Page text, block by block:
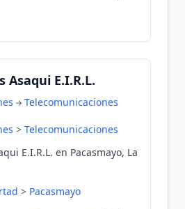
E.I.R.L.
Telecomunicaciones
> Telecomunicaciones
E.I.R.L. en Pacasmayo, La
> Pacasmayo